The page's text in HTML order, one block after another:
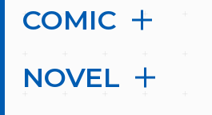
COMIC
NOVEL